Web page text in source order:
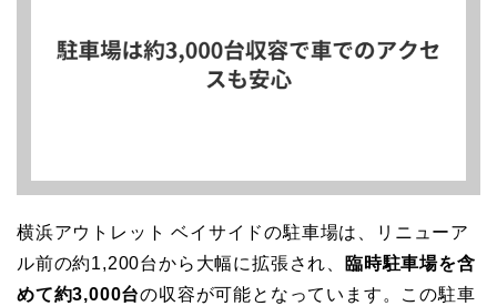
横浜アウトレット ベイサイドの駐車場は、リニューア
ル前の約1,200台から大幅に拡張され、
臨時駐車場を含
めて約3,000台の収容が可能となっています。この駐車